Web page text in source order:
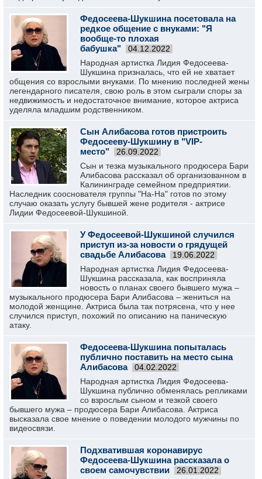
Федосеева-Шукшина посетовала на
редкое общение с внуками: "Я
вообще-то плохая
бабушка"
04.12.2022
Народная артистка Лидия Федосеева-
Шукшина призналась, что ей не хватает
общения со взрослыми внуками. По мнению последней жены
легендарного писателя, свою роль в этом сыграли споры за
недвижимость и недостаточное внимание, которое актриса
уделяла младшим родственником.
Сын Алибасова готов пристроить
Федосееву-Шукшину в "VIP-
место"
26.09.2022
Сын и тезка музыкального продюсера Бари
Алибасова рассказал об организованном в
Калининграде семейном предприятии.
Наследник сооснователя группы "На-На" готов по этому
случаю оказать услугу бывшей жене родителя - актрисе
Лидии Федосеевой-Шукшиной.
У Федосеевой-Шукшиной случился
приступ из-за новости о грядущей
свадьбе Алибасова
19.06.2022
Народная артистка Лидия Федосеева-
Шукшина рассказала, как восприняла
новость о планах своего бывшего мужа –
музыкального продюсера Бари Алибасова – жениться на
молодой женщине. Актриса была так потрясена, что у нее
случился приступ, похожий по описанию на паническую
атаку.
Федосеева-Шукшина попыталась
публично поставить на место сына
Алибасова
04.02.2022
Народная артистка Лидия Федосеева-
Шукшина публично обменялась репликами
со взрослым сыном и тезкой своего
бывшего мужа – продюсера Бари Алибасова. Актриса
высказала свое мнение о поведении молодого мужчины по
видеосвязи.
Подхватившая коронавирус
Федосеева-Шукшина рассказала о
своем самочувствии
26.01.2022